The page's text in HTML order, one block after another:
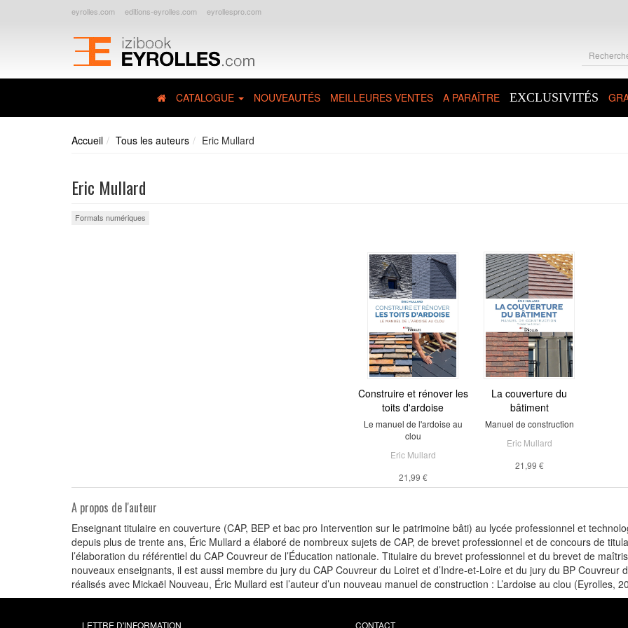
eyrolles.com editions-eyrolles.com eyrollespro.com
CATALOGUE NOUVEAUTÉS MEILLEURES VENTES A PARAÎTRE EXCLUSIVITÉS
Accueil Tous les auteurs Eric Mullard
Eric Mullard
Formats numériques
Construire et rénover les
toits d'ardoise
Le manuel de l'ardoise au
clou
Eric Mullard
21,99 €
La couverture du
bâtiment
Manuel de construction
Eric Mullard
21,99 €
A propos de l'auteur
Enseignant titulaire en couverture (CAP, BEP et bac pro Intervention sur le patrimoine bâti) au lycée professionnel et
depuis plus de trente ans, Éric Mullard a élaboré de nombreux sujets de CAP, de brevet professionnel et de concours de
l’élaboration du référentiel du CAP Couvreur de l’Éducation nationale. Titulaire du brevet professionnel et du brevet de
nouveaux enseignants, il est aussi membre du jury du CAP Couvreur du Loiret et d’Indre-et-Loire et du jury du BP Couvreur
réalisés avec Mickaël Nouveau, Éric Mullard est l’auteur d’un nouveau manuel de construction : L’ardoise au clou (Eyrolles,
LETTRE D'INFORMATION CONTACT